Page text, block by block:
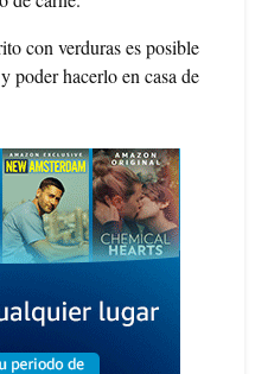
con verduras es posible
poder hacerlo en casa de